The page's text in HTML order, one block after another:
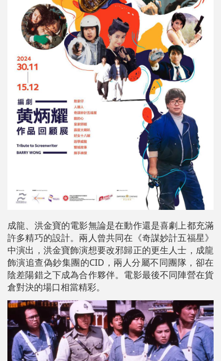
成龍、洪金寶的電影無論是在動作還是喜劇上都充滿
許多精巧的設計。兩人曾共同在《奇謀妙計五福星》
中演出，洪金寶飾演想要改邪歸正的更生人士，成龍
飾演追查偽鈔集團的CID，兩人分屬不同團隊，卻在
陰差陽錯之下成為合作夥伴。電影最後不同陣營在貨
倉對決的場口相當精彩。